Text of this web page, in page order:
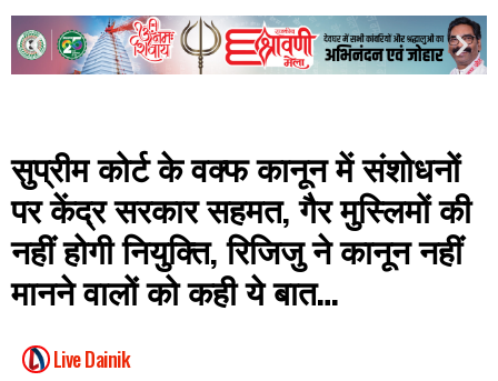
सुप्रीम कोर्ट के वक्फ कानून में संशोधनों
पर केंद्र सरकार सहमत, गैर मुस्लिमों की
नहीं होगी नियुक्ति, रिजिजु ने कानून नहीं
मानने वालों को कही ये बात…
Live Dainik